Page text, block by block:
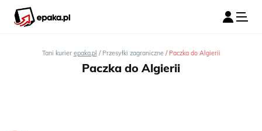
Tani kurier epaka.pl / Przesyłki zagraniczne / Paczka do Algierii
Paczka do Algierii